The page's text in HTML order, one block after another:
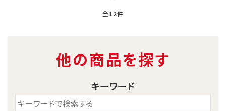
全12件
他の商品を探す
キーワード